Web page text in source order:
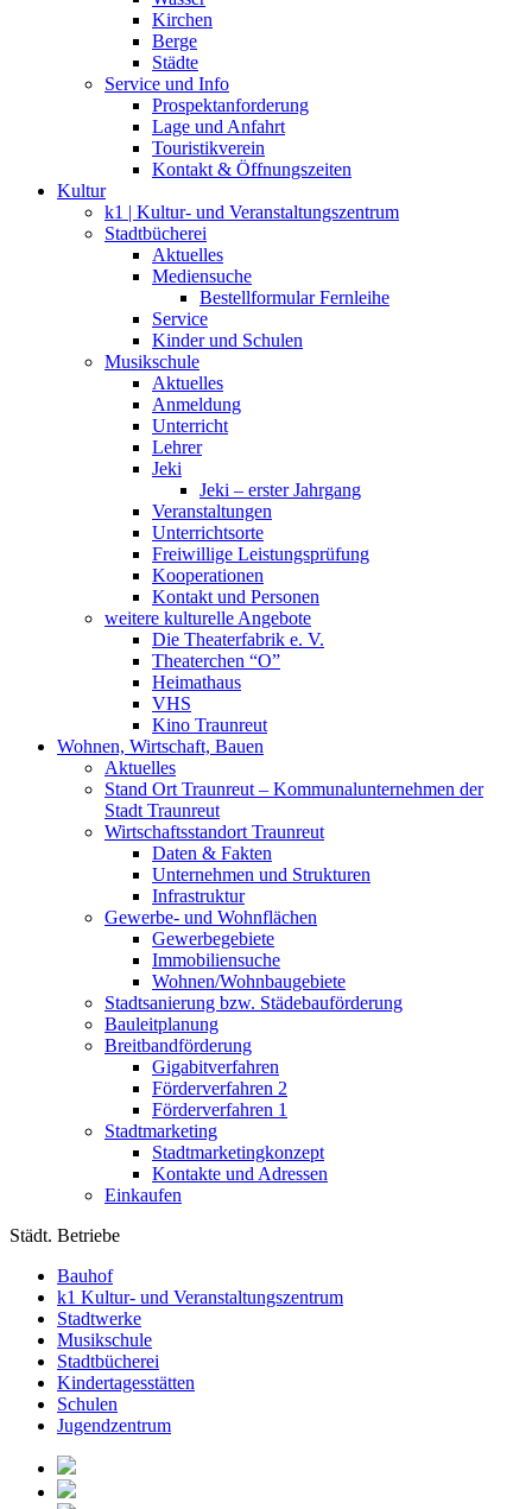
Kirchen
Berge
Städte
Service und Info
Prospektanforderung
Lage und Anfahrt
Touristikverein
Kontakt & Öffnungszeiten
Kultur
k1 | Kultur- und Veranstaltungszentrum
Stadtbücherei
Aktuelles
Mediensuche
Bestellformular Fernleihe
Service
Kinder und Schulen
Musikschule
Aktuelles
Anmeldung
Unterricht
Lehrer
Jeki
Jeki – erster Jahrgang
Veranstaltungen
Unterrichtsorte
Freiwillige Leistungsprüfung
Kooperationen
Kontakt und Personen
weitere kulturelle Angebote
Die Theaterfabrik e. V.
Theaterchen “O”
Heimathaus
VHS
Kino Traunreut
Wohnen, Wirtschaft, Bauen
Aktuelles
Stand Ort Traunreut – Kommunalunternehmen der
Stadt Traunreut
Wirtschaftsstandort Traunreut
Daten & Fakten
Unternehmen und Strukturen
Infrastruktur
Gewerbe- und Wohnflächen
Gewerbegebiete
Immobiliensuche
Wohnen/Wohnbaugebiete
Stadtsanierung bzw. Städebauförderung
Bauleitplanung
Breitbandförderung
Gigabitverfahren
Förderverfahren 2
Förderverfahren 1
Stadtmarketing
Stadtmarketingkonzept
Kontakte und Adressen
Einkaufen
Städt. Betriebe
Bauhof
k1 Kultur- und Veranstaltungszentrum
Stadtwerke
Musikschule
Stadtbücherei
Kindertagesstätten
Schulen
Jugendzentrum